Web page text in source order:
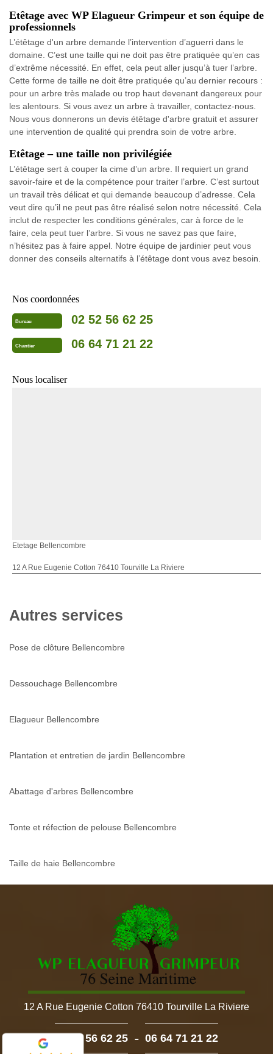
Etêtage avec WP Elagueur Grimpeur et son équipe de
professionnels
L’étêtage d'un arbre demande l’intervention d’aguerri dans le
domaine. C’est une taille qui ne doit pas être pratiquée qu’en cas
d’extrême nécessité. En effet, cela peut aller jusqu’à tuer l’arbre.
Cette forme de taille ne doit être pratiquée qu’au dernier recours :
pour un arbre très malade ou trop haut devenant dangereux pour
les alentours. Si vous avez un arbre à travailler, contactez-nous.
Nous vous donnerons un devis étêtage d'arbre gratuit et assurer
une intervention de qualité qui prendra soin de votre arbre.
Etêtage – une taille non privilégiée
L’étêtage sert à couper la cime d’un arbre. Il requiert un grand
savoir-faire et de la compétence pour traiter l’arbre. C’est surtout
un travail très délicat et qui demande beaucoup d’adresse. Cela
veut dire qu’il ne peut pas être réalisé selon notre nécessité. Cela
inclut de respecter les conditions générales, car à force de le
faire, cela peut tuer l’arbre. Si vous ne savez pas que faire,
n’hésitez pas à faire appel. Notre équipe de jardinier peut vous
donner des conseils alternatifs à l’étêtage dont vous avez besoin.
Nos coordonnées
Bureau 02 52 56 62 25
Chantier 06 64 71 21 22
Nous localiser
Etetage Bellencombre
12 A Rue Eugenie Cotton 76410 Tourville La Riviere
Autres services
Pose de clôture Bellencombre
Dessouchage Bellencombre
Elagueur Bellencombre
Plantation et entretien de jardin Bellencombre
Abattage d'arbres Bellencombre
Tonte et réfection de pelouse Bellencombre
Taille de haie Bellencombre
12 A Rue Eugenie Cotton 76410 Tourville La Riviere
02 52 56 62 25 - 06 64 71 21 22